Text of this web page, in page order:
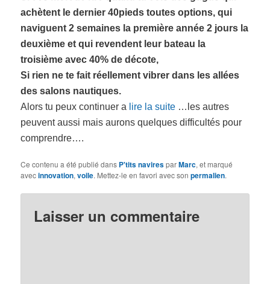
achètent le dernier 40pieds toutes options, qui
naviguent 2 semaines la première année 2 jours la
deuxième et qui revendent leur bateau la
troisième avec 40% de décote,
Si rien ne te fait réellement vibrer dans les allées
des salons nautiques.
Alors tu peux continuer a lire la suite …les autres
peuvent aussi mais aurons quelques difficultés pour
comprendre….
Ce contenu a été publié dans P'tits naviresparMarc, et marqué
avecinnovation,voile. Mettez-le en favori avec sonpermalien.
Laisser un commentaire